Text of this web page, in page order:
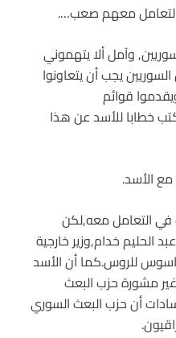
والتعامل معهم صعب….
وآمل ألا يتهموني
يجب أن يتعاونوا
قوائم
خطابا للأسد عن هذا
مع الأسد.
في التعامل معه,لكن
الحليم خدام,وزير خارجية
للروس.كما أن الأسد
مشورة حزب البعث
أن حزب البعث السوري